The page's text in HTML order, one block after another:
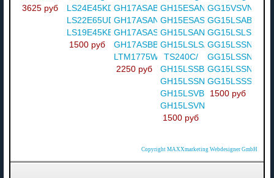
3625 руб
LS24E45KDSG/GO/
LS22E65UDSG/ZA/
LS19E45KBRV/GO
1500 руб
GH17ASAB/EDC/
GH17ASAN/XAX/
GH17ASAS/XBM/
GH17ASBB/
LTM1775WX/XAA
2250 руб
GH15ESAN/EDC/
GH15ESAS/EDC/
GH15LSAN/
GH15LSLS/
TS240C/
GH15LSSBG/XBM/
GH15LSSN/EDC/
GH15LSVB/
GH15LSVN
1500 руб
GG15VSVN/
GG15LSAB/
GG15LSLS/
GG15LSSN/
GG15LSSN/
GG15LSSN/
GG15LSSS/XSH
1500 руб
Copyright MAXXmarketing Webdesigner GmbH